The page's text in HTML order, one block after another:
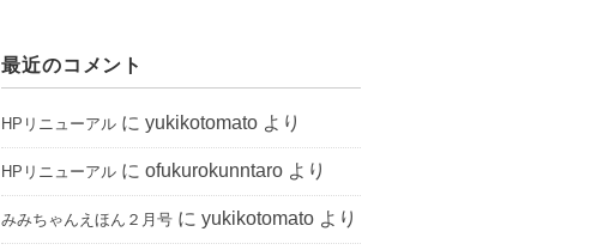
最近のコメント
HPリニューアル にyukikotomato より
HPリニューアル にofukurokunntaro より
みみちゃんえほん２月号 にyukikotomato より